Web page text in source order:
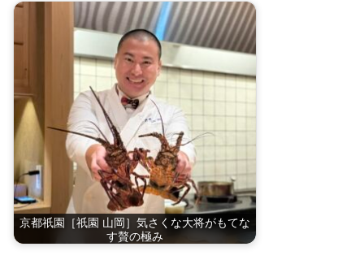
京都祇園［祇園 山岡］気さくな大将がもてな
す贅の極み